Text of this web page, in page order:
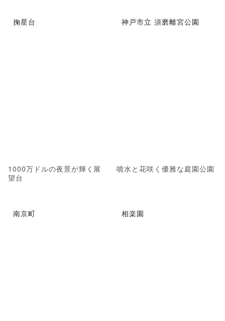
掬星台
1000万ドルの夜景が輝く展
望台
神戸市立 須磨離宮公園
噴水と花咲く優雅な庭園公園
南京町 相楽園